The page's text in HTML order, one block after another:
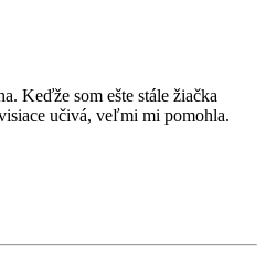
Keďže som ešte stále žiačka
učivá, veľmi mi pomohla.